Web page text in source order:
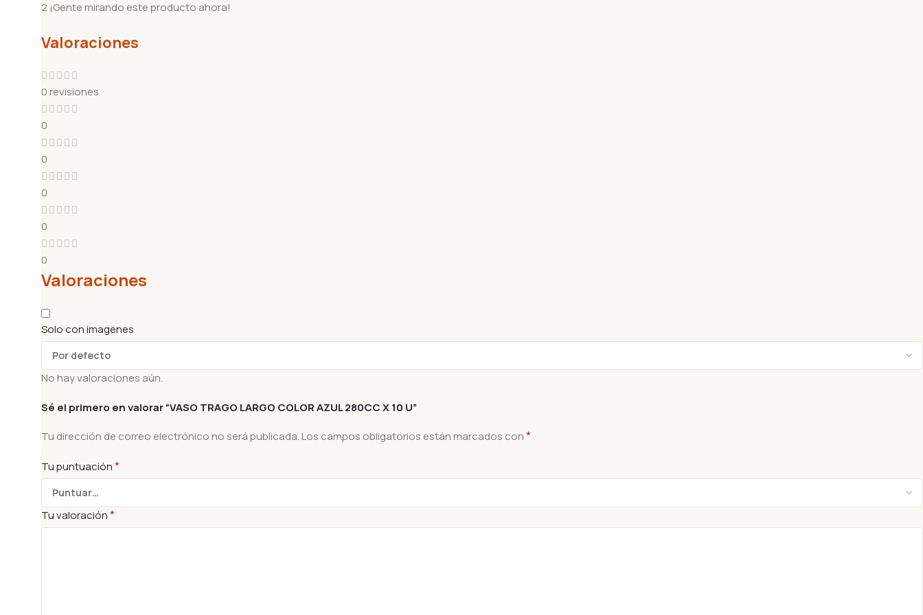
2 ¡Gente mirando este producto ahora!
Valoraciones
0 revisiones
0
0
0
0
0
Valoraciones
Solo con imagenes
No hay valoraciones aún.
Sé el primero en valorar “VASO TRAGO LARGO COLOR AZUL 280CC X 10 U”
Tu dirección de correo electrónico no será publicada. Los campos obligatorios están marcados con*
Tu puntuación*
Tu valoración*